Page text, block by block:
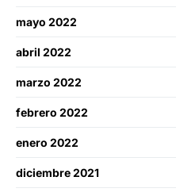
mayo 2022
abril 2022
marzo 2022
febrero 2022
enero 2022
diciembre 2021